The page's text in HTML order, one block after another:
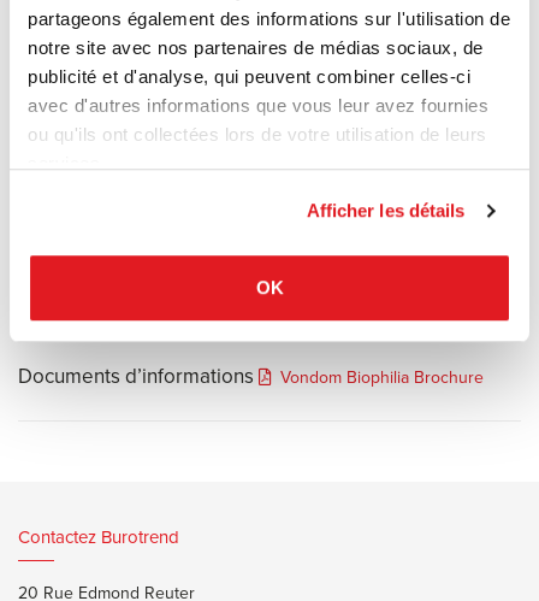
partageons également des informations sur l'utilisation de
notre site avec nos partenaires de médias sociaux, de
publicité et d'analyse, qui peuvent combiner celles-ci
avec d'autres informations que vous leur avez fournies
ou qu'ils ont collectées lors de votre utilisation de leurs
Afficher les détails
OK
La collectionBiophiliaexplore une nouvelle piste de design,
établit un dialogue entre le temps, la forme et l’espace.
Elle combine les tendances du design naturel de la Sagrada Familia
de Gaudi, l’expertise de VONDOM dans la technologie avancée du
moulage rotatif et la ligne d’investigation continue
Documents d’informations Vondom Biophilia Brochure
Contactez Burotrend
20 Rue Edmond Reuter